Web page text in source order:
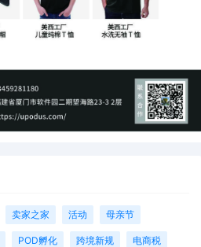
卖家之家 活动 母亲节
POD孵化 跨境新规 电商税